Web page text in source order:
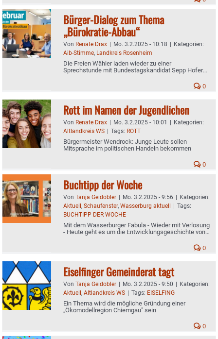
Bürger-Dialog zum Thema
„Bürokratie-Abbau“
Von Renate Drax | Mo. 3.2.2025 - 10:18 | Kategorien:
Aib-Stimme, Landkreis Rosenheim
Die Freien Wähler laden wieder zu einer
Sprechstunde mit Bundestagskandidat Sepp Hofer
0
Rott im Namen der Jugendlichen
Von Renate Drax | Mo. 3.2.2025 - 10:01 | Kategorien:
Altlandkreis WS | Tags: ROTT
Bürgermeister Wendrock: Junge Leute sollen
Mitsprache im politischen Handeln bekommen
0
Buchtipp der Woche
Von Tanja Geidobler | Mo. 3.2.2025 - 9:56 | Kategorien:
Aktuell, Schaufenster, Wasserburg aktuell | Tags:
BUCHTIPP DER WOCHE
Mit dem Wasserburger Fabula - Wieder mit Verlosung
- Heute geht es um die Entwicklungsgeschichte von
0
Eiselfinger Gemeinderat tagt
Von Tanja Geidobler | Mo. 3.2.2025 - 9:50 | Kategorien:
Aktuell, Altlandkreis WS | Tags: EISELFING
Ein Thema wird die mögliche Gründung einer
„Ökomodellregion Chiemgau" sein
0